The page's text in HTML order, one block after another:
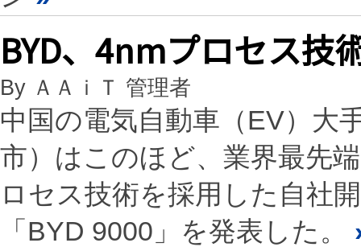
BYD、4nmプロセス技
By ＡＡｉＴ 管理者
中国の電気自動車（EV）大
市）はこのほど、業界最先
ロセス技術を採用した自社
「BYD 9000」を発表した。